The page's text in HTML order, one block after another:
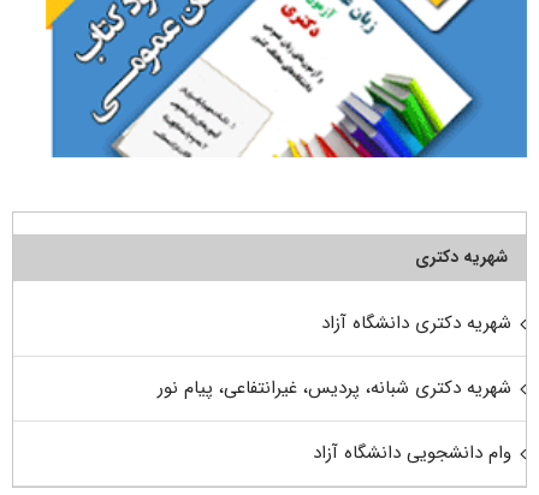
شهریه دکتری
شهریه دکتری دانشگاه آزاد
شهریه دکتری شبانه، پردیس، غیرانتفاعی، پیام نور
وام دانشجویی دانشگاه آزاد